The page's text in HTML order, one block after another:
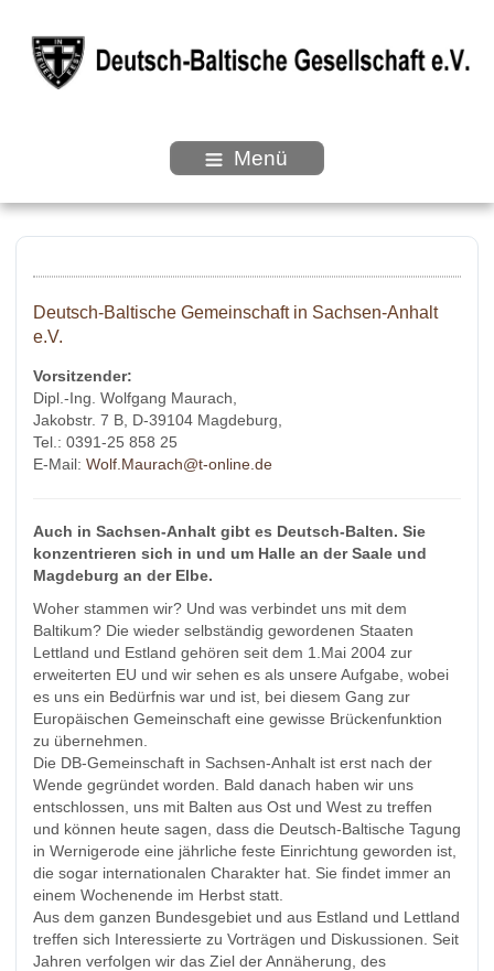
Menü
Deutsch-Baltische Gemeinschaft in Sachsen-Anhalt
e.V.
Vorsitzender:
Dipl.-Ing. Wolfgang Maurach,
Jakobstr. 7 B, D-39104 Magdeburg,
Tel.: 0391-25 858 25
E-Mail: Wolf.Maurach@t-online.de
Auch in Sachsen-Anhalt gibt es Deutsch-Balten. Sie
konzentrieren sich in und um Halle an der Saale und
Magdeburg an der Elbe.
Woher stammen wir? Und was verbindet uns mit dem
Baltikum? Die wieder selbständig gewordenen Staaten
Lettland und Estland gehören seit dem 1.Mai 2004 zur
erweiterten EU und wir sehen es als unsere Aufgabe, wobei
es uns ein Bedürfnis war und ist, bei diesem Gang zur
Europäischen Gemeinschaft eine gewisse Brückenfunktion
zu übernehmen.
Die DB-Gemeinschaft in Sachsen-Anhalt ist erst nach der
Wende gegründet worden. Bald danach haben wir uns
entschlossen, uns mit Balten aus Ost und West zu treffen
und können heute sagen, dass die Deutsch-Baltische Tagung
in Wernigerode eine jährliche feste Einrichtung geworden ist,
die sogar internationalen Charakter hat. Sie findet immer an
einem Wochenende im Herbst statt.
Aus dem ganzen Bundesgebiet und aus Estland und Lettland
treffen sich Interessierte zu Vorträgen und Diskussionen. Seit
Jahren verfolgen wir das Ziel der Annäherung, des